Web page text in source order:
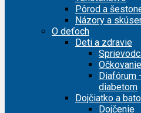
Pôrod a
Názory a
O deťoch
Deti a zdravie
Očkovanie
Diafórum
diabetom
Dojčiatko a
Dojčenie